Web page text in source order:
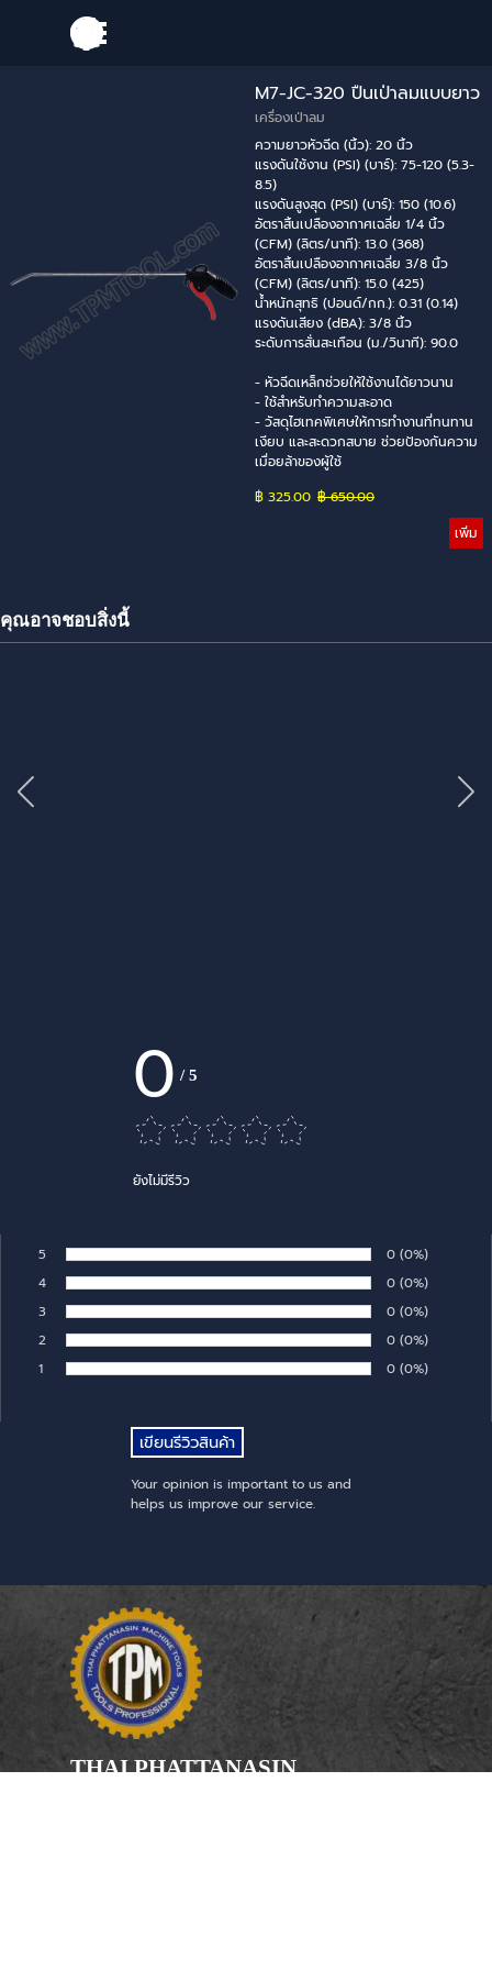
Skip menu
M7-JC-320 ปืนเป่าลมแบบยาว
เครื่องเป่าลม
ความยาวหัวฉีด (นิ้ว): 20 นิ้ว
แรงดันใช้งาน (PSI) (บาร์): 75-120 (5.3-
8.5)
แรงดันสูงสุด (PSI) (บาร์): 150 (10.6)
อัตราสิ้นเปลืองอากาศเฉลี่ย 1/4 นิ้ว
(CFM) (ลิตร/นาที): 13.0 (368)
อัตราสิ้นเปลืองอากาศเฉลี่ย 3/8 นิ้ว
(CFM) (ลิตร/นาที): 15.0 (425)
น้ำหนักสุทธิ (ปอนด์/กก.): 0.31 (0.14)
แรงดันเสียง (dBA): 3/8 นิ้ว
ระดับการสั่นสะเทือน (ม./วินาที): 90.0
- หัวฉีดเหล็กช่วยให้ใช้งานได้ยาวนาน
- ใช้สำหรับทำความสะอาด
- วัสดุไฮเทคพิเศษให้การทำงานที่ทนทาน
เงียบ และสะดวกสบาย ช่วยป้องกันความ
เมื่อยล้าของผู้ใช้
฿ 325.00 Price without discount
฿ 650.00
เพิ่ม
คุณอาจชอบสิ่งนี้
0 /5
ยังไม่มีรีวิว
5 Number of rates:
0 Percentage of
(0%)
4 Number of rates:
0 Percentage of
(0%)
3 Number of rates:
0 Percentage of
(0%)
2 Number of rates:
0 Percentage of
(0%)
1 Number of rates:
0 Percentage of
(0%)
Your opinion is important to us and
helps us improve our service.
THAI PHATTANASIN